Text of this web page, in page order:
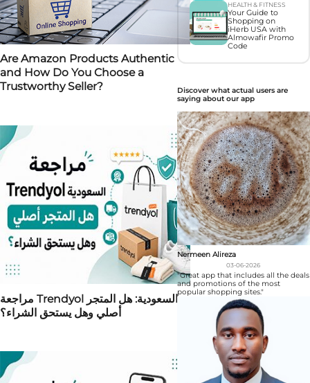
Are Amazon Products Authentic
and How Do You Choose a
Trustworthy Seller?
مراجعة Trendyol السعودية: هل المتجر
أصلي وهل يستحق الشراء؟
HEALTH & FITNESS
Your Guide to
Shopping on
iHerb USA with
Almowafir Promo
Code
Discover what actual users are
saying about our app
Nermeen Alireza
03-06-2026
"Great app that includes all the deals
and promotions of the most
popular shopping sites."